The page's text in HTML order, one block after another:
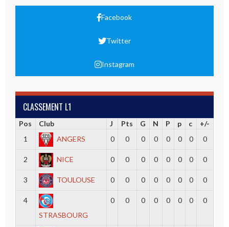
Facebook
Twitter
Instagram
CLASSEMENT L1
Pos Club J Pts G N P p c
+/-
1
ANGERS 0 0 0 0 0 0 0 0
2 NICE 0 0 0 0 0 0 0 0
3 TOULOUSE 0 0 0 0 0 0 0 0
4
STRASBOURG
0 0 0 0 0 0 0 0